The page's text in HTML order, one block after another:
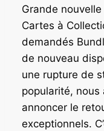
Grande
Cartes à
demandés
de nouveau
une rupture de
popularité, nous
annoncer le
exceptionnels.